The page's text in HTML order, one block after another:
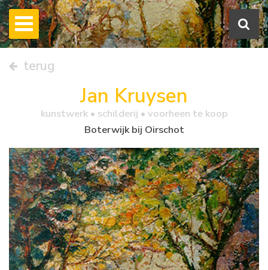
terug
Jan Kruysen
kunstwerk • schilderij • voorheen te koop
Boterwijk bij Oirschot